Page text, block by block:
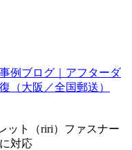
例ブログ｜アフターダ
（大阪／全国郵送）
ット（riri）ファスナー
対応